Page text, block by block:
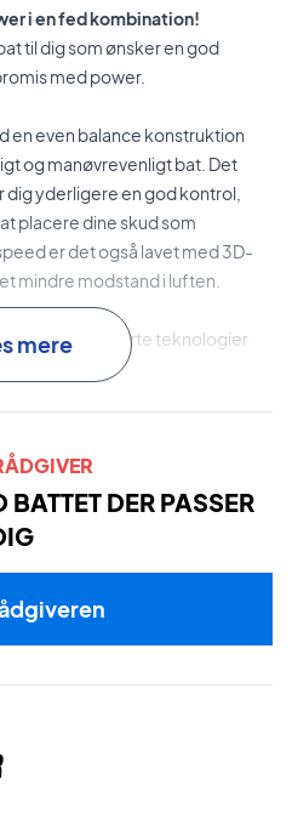
i en fed kombination!
til dig som ønsker en god
med power.
en even balance konstruktion
og manøvrevenligt bat. Det
yderligere en god kontrol,
placere dine skud som
er det også lavet med 3D-
mindre modstand i luften.
en række smarte teknologier
battet med dets stabilitet og
Giver battet en anelse mere
kontrol samt hjælper til at
mere power.
får du udover de mange
mere
BATTET DER PASSER